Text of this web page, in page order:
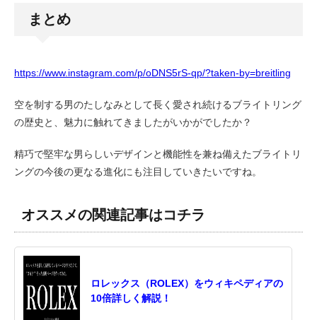
まとめ
https://www.instagram.com/p/oDNS5rS-qp/?taken-by=breitling
空を制する男のたしなみとして長く愛され続けるブライトリング
の歴史と、魅力に触れてきましたがいかがでしたか？
精巧で堅牢な男らしいデザインと機能性を兼ね備えたブライトリ
ングの今後の更なる進化にも注目していきたいですね。
オススメの関連記事はコチラ
ロレックス（ROLEX）をウィキペディアの
10倍詳しく解説！